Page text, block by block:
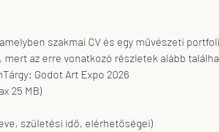
szakmai CV és egy művészeti
az erre vonatkozó részletek alább
Godot Art Expo 2026
25 MB)
neve, születési idő, elérhetőségei)